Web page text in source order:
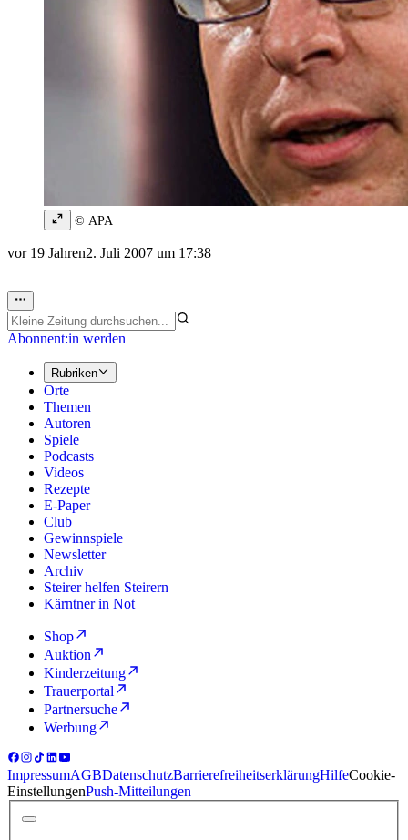
© APA
vor 19 Jahren2. Juli 2007 um 17:38
Abonnent:in werden
Rubriken
Orte
Themen
Autoren
Spiele
Podcasts
Videos
Rezepte
E-Paper
Club
Gewinnspiele
Newsletter
Archiv
Steirer helfen Steirern
Kärntner in Not
Shop
Auktion
Kinderzeitung
Trauerportal
Partnersuche
Werbung
ImpressumAGBDatenschutzBarrierefreiheitserklärungHilfeCookie-
EinstellungenPush-Mitteilungen